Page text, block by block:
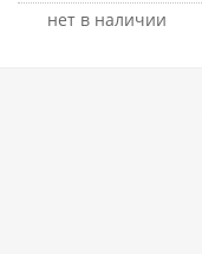
Нет в наличии